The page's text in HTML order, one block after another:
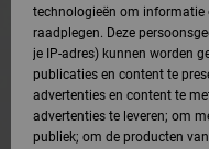
technologieën om
raadplegen. Deze
je IP-adres) kunnen worden
publicaties en content te
advertenties en content te
advertenties te leveren; om
publiek; om de producten